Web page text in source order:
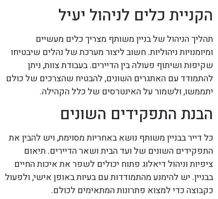
הקניית כלים לניהול יעיל
תהליך הניהול של בניין משותף מצריך כלים מעשיים
ומיומנויות ניהוליות. חשוב ליצור מערכת של נהלים שיבטיחו
שקיפות ושיתוף פעולה בין הדיירים. בעבודת צוות, ניתן
להתמודד עם האתגרים השונים, להבטיח שהצרכים של כולם
יתממשו, ולשמור על האינטרסים של כלל הקהילה.
הבנת התפקידים השונים
כל דייר בבניין משותף נושא באחריות מסוימת, ויש להבין את
התפקידים השונים של ועד הבית ושאר הדיירים. תיאום
ציפיות וניהול דיאלוג פתוח יכולים לשפר את איכות החיים
בבניין. יש להימנע מהתמודדות עם בעיות באופן אישי, ולפעול
כקבוצה כדי למצוא פתרונות המתאימים לכולם.